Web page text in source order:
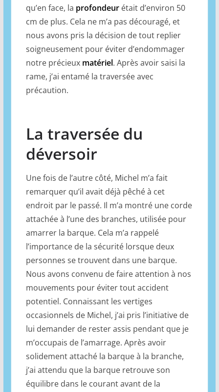
qu’en face, la profondeurétait d’environ 50
cm de plus. Cela ne m’a pas découragé, et
nous avons pris la décision de tout replier
soigneusement pour éviter d’endommager
notre précieux matériel. Après avoir saisi la
rame, j’ai entamé la traversée avec
précaution.
La traversée du
déversoir
Une fois de l’autre côté, Michel m’a fait
remarquer qu’il avait déjà pêché à cet
endroit par le passé. Il m’a montré une corde
attachée à l’une des branches, utilisée pour
amarrer la barque. Cela m’a rappelé
l’importance de la sécurité lorsque deux
personnes se trouvent dans une barque.
Nous avons convenu de faire attention à nos
mouvements pour éviter tout accident
potentiel. Connaissant les vertiges
occasionnels de Michel, j’ai pris l’initiative de
lui demander de rester assis pendant que je
m’occupais de l’amarrage. Après avoir
solidement attaché la barque à la branche,
j’ai attendu que la barque retrouve son
équilibre dans le courant avant de la